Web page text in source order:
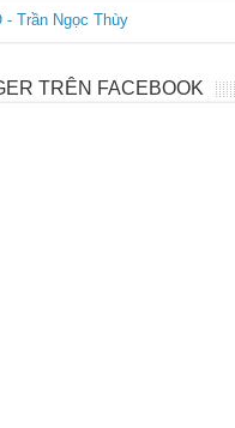
TRÊN FACEBOOK